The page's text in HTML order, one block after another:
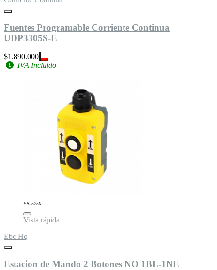
Fuentes Programable Corriente Continua
UDP3305S-E
$1.890.000
IVA Incluido
EB25750
Vista rápida
Ebc Hq
Estacion de Mando 2 Botones NO 1BL-1NE